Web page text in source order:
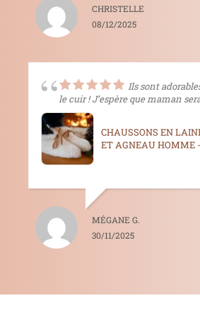
CHRISTELLE
08/12/2025
Ils sont
le cuir ! J’espère que maman
CHAUSSONS EN
ET AGNEAU HOMME
MÉGANE G.
30/11/2025